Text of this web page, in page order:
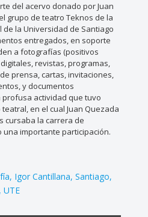
del acervo donado por Juan
grupo de teatro Teknos de la
de la Universidad de Santiago
entregados, en soporte
a fotografías (positivos
revistas, programas,
prensa, cartas, invitaciones,
y documentos
actividad que tuvo
en el cual Juan Quezada
cursaba la carrera de
una importante participación.
Igor Cantillana Santiago
UTE